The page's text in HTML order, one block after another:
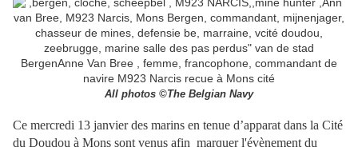
All photos ©The Belgian Navy
Ce mercredi 13 janvier des marins en tenue d’apparat dans la Cité
du Doudou à Mons sont venus afin marquer l'évènement du